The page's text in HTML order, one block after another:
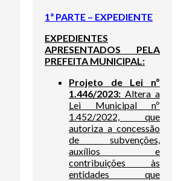
1ª PARTE – EXPEDIENTE
EXPEDIENTES
APRESENTADOS PELA
PREFEITA MUNICIPAL:
Projeto de Lei nº
1.446/2023: Altera a
Lei Municipal nº
1.452/2022, que
autoriza a concessão
de subvenções,
auxílios e
contribuições às
entidades que